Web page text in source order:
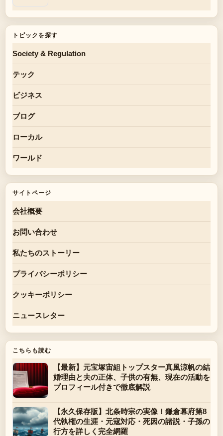
トピックを探す
Society & Regulation
テック
ビジネス
ブログ
ローカル
ワールド
サイトページ
会社概要
お問い合わせ
私たちのストーリー
プライバシーポリシー
クッキーポリシー
ニュースレター
こちらも読む
【最新】元宝塚宙組トップスター真風涼帆の結
婚理由と夫の正体、子供の有無、現在の活動を
プロフィール付きで徹底解説
【永久保存版】北条時宗の実像！鎌倉幕府第8
代執権の生涯・元寇対応・死因の諸説・子孫の
行方を詳しく完全網羅